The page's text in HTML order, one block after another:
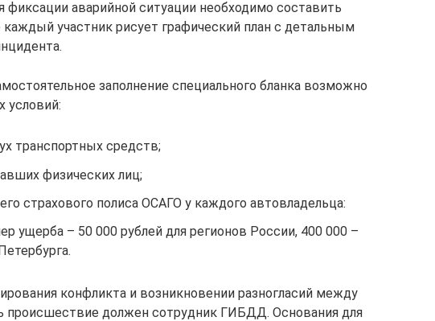
фиксации аварийной ситуации необходимо составить
каждый участник рисует графический план с детальным
заполнение специального бланка возможно
условий:
транспортных средств;
физических лиц;
страхового полиса ОСАГО у каждого автовладельца:
ущерба – 50 000 рублей для регионов России, 400 000 –
конфликта и возникновении разногласий между
происшествие должен сотрудник ГИБДД. Основания для